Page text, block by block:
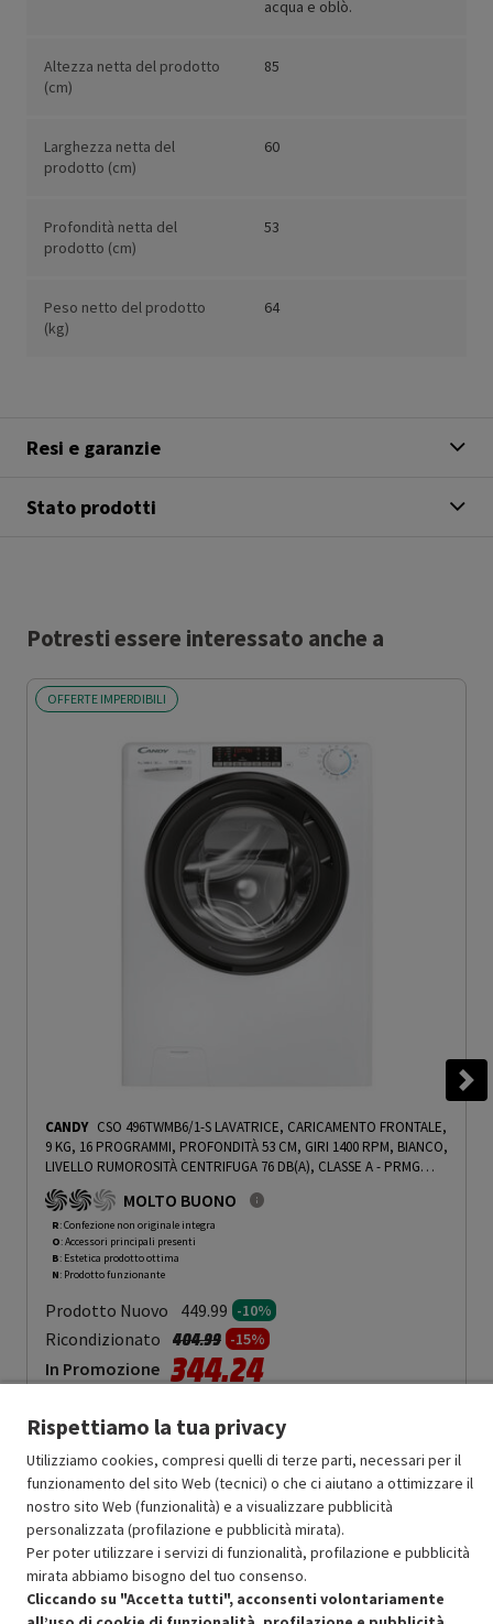
acqua e oblò.
Altezza netta del prodotto
(cm)
85
Larghezza netta del
prodotto (cm)
60
Profondità netta del
prodotto (cm)
53
Peso netto del prodotto
(kg)
64
Resi e garanzie
Stato prodotti
Potresti essere interessato anche a
OFFERTE IMPERDIBILI
CANDY CSO 496TWMB6/1-S LAVATRICE, CARICAMENTO FRONTALE,
9 KG, 16 PROGRAMMI, PROFONDITÀ 53 CM, GIRI 1400 RPM, BIANCO,
LIVELLO RUMOROSITÀ CENTRIFUGA 76 DB(A), CLASSE A - PRMG
GRADING ROBN - 10%
MOLTO BUONO
R: Confezione non originale integra
O: Accessori principali presenti
B: Estetica prodotto ottima
N: Prodotto funzionante
Prodotto Nuovo 449.99 -10%
Ricondizionato Prezzo ridotto da
404.99a-15%
In Promozione 344.24
Aggiungi al carrello
OFFERTE IMPERDIBILI
Risparmio garantito rispetto al corrispondente prodotto nuovo.
Rispettiamo la tua privacy
Utilizziamo cookies, compresi quelli di terze parti, necessari per il
funzionamento del sito Web (tecnici) o che ci aiutano a ottimizzare il
nostro sito Web (funzionalità) e a visualizzare pubblicità
personalizzata (profilazione e pubblicità mirata).
Per poter utilizzare i servizi di funzionalità, profilazione e pubblicità
mirata abbiamo bisogno del tuo consenso.
Cliccando su "Accetta tutti", acconsenti volontariamente